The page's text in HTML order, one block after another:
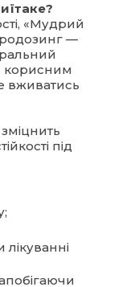
«Мудрий
—
корисним
вживатись
під